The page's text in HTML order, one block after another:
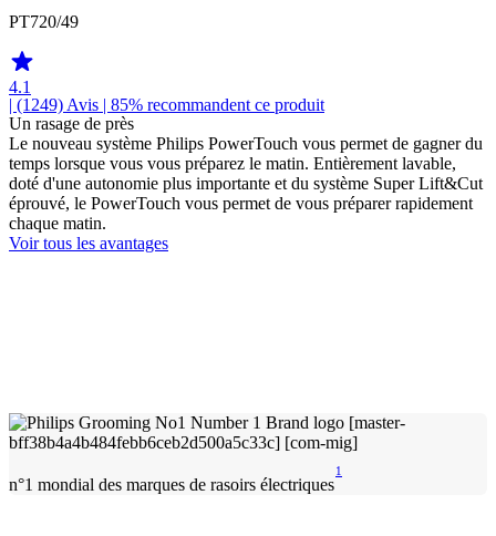
PT720/49
4.1
| (1249) Avis | 85% recommandent ce produit
Un rasage de près
Le nouveau système Philips PowerTouch vous permet de gagner du
temps lorsque vous vous préparez le matin. Entièrement lavable,
doté d'une autonomie plus importante et du système Super Lift&Cut
éprouvé, le PowerTouch vous permet de vous préparer rapidement
chaque matin.
Voir tous les avantages
n°1 mondial des marques de rasoirs électriques
1